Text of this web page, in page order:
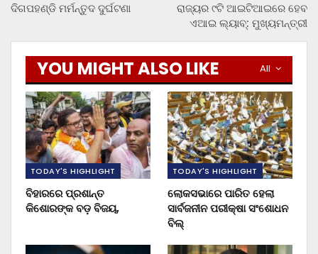
ଦିଗପହଣ୍ଡି ମର୍ମନ୍ତୁଦ ଦୁର୍ଘଟଣା
ରାଜ୍ୟର ୯ଟି ଆଇଟିଆଇରେ ହେବ
ଏଆଇ ଲ୍ୟାବ୍: ମୁଖ୍ୟମନ୍ତ୍ରୀ
All
YOU MIGHT ALSO LIKE
TODAY'S HIGHLIGHT
ବିହାରରେ ପ୍ରଶାନ୍ତ
କିଶୋରଙ୍କ ବଡ଼ ବିଜୟ,
TODAY'S HIGHLIGHT
ଲୋକସଭାରେ ପାରିତ ହେଲା
ସାର୍ବଜନୀନ ପରୀକ୍ଷା ସଂଶୋଧନ
ବିଲ୍